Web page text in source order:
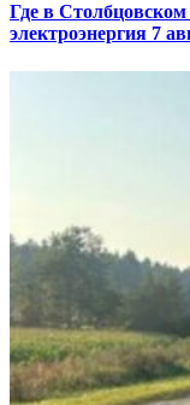
Где в Столбцовском
электроэнергия 7